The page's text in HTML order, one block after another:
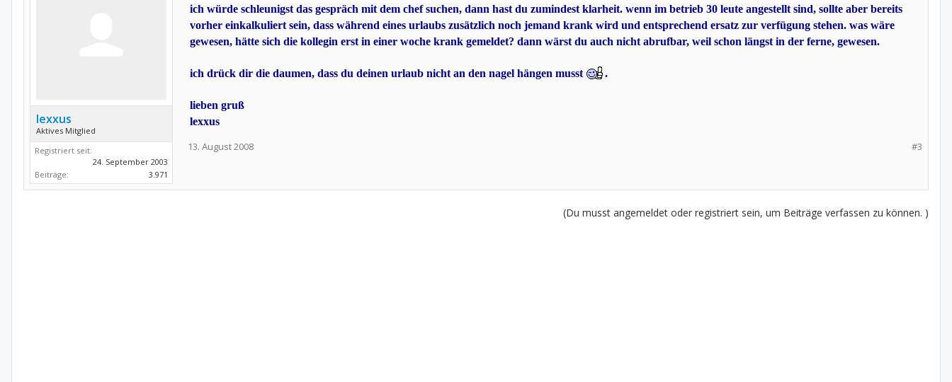
lexxus
Aktives Mitglied
Registriert seit:
24. September 2003
Beiträge:
3.971
ich würde schleunigst das gespräch mit dem chef suchen, dann hast du zumindest klarheit. wenn im betrieb 30 leute angestellt sind, sollte aber bereits
vorher einkalkuliert sein, dass während eines urlaubs zusätzlich noch jemand krank wird und entsprechend ersatz zur verfügung stehen. was wäre
gewesen, hätte sich die kollegin erst in einer woche krank gemeldet? dann wärst du auch nicht abrufbar, weil schon längst in der ferne, gewesen.
ich drück dir die daumen, dass du deinen urlaub nicht an den nagel hängen musst .
lieben gruß
lexxus
#3
13. August 2008
(Du musst angemeldet oder registriert sein, um Beiträge verfassen zu können. )